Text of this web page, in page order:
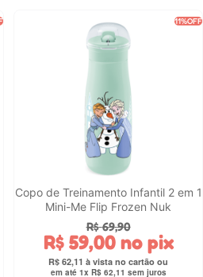
11%OFF
Copo de Treinamento Infantil 2 em 1
Mini-Me Flip Frozen Nuk
R$ 69,90
R$ 59,00no pix
R$ 62,11
em até 1x R$ 62,11 sem juros